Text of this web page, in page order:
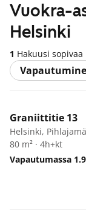
Vuokra-
Helsinki
1 Hakuusi sopivaa
Graniittitie 13
Helsinki,
80 m² · 4h+kt
Vapautumassa